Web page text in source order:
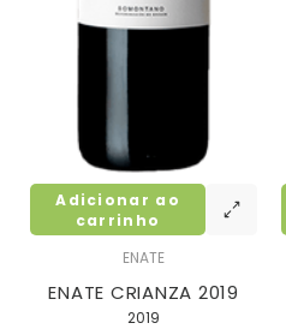
ENATE
ENATE CRIANZA 2019
2019
Adicionar ao
carrinho